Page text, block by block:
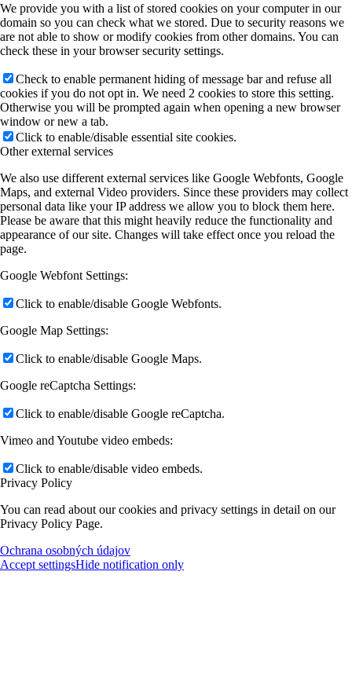
We provide you with a list of stored cookies on your computer in our
domain so you can check what we stored. Due to security reasons we
are not able to show or modify cookies from other domains. You can
check these in your browser security settings.
Check to enable permanent hiding of message bar and refuse all
cookies if you do not opt in. We need 2 cookies to store this setting.
Otherwise you will be prompted again when opening a new browser
window or new a tab.
Click to enable/disable essential site cookies.
Other external services
We also use different external services like Google Webfonts, Google
Maps, and external Video providers. Since these providers may collect
personal data like your IP address we allow you to block them here.
Please be aware that this might heavily reduce the functionality and
appearance of our site. Changes will take effect once you reload the
page.
Google Webfont Settings:
Click to enable/disable Google Webfonts.
Google Map Settings:
Click to enable/disable Google Maps.
Google reCaptcha Settings:
Click to enable/disable Google reCaptcha.
Vimeo and Youtube video embeds:
Click to enable/disable video embeds.
Privacy Policy
You can read about our cookies and privacy settings in detail on our
Privacy Policy Page.
Ochrana osobných údajov
Accept settingsHide notification only